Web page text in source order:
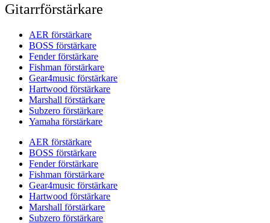
Gitarrförstärkare
AER förstärkare
BOSS förstärkare
Fender förstärkare
Fishman förstärkare
Gear4music förstärkare
Hartwood förstärkare
Marshall förstärkare
Subzero förstärkare
Yamaha förstärkare
AER förstärkare
BOSS förstärkare
Fender förstärkare
Fishman förstärkare
Gear4music förstärkare
Hartwood förstärkare
Marshall förstärkare
Subzero förstärkare